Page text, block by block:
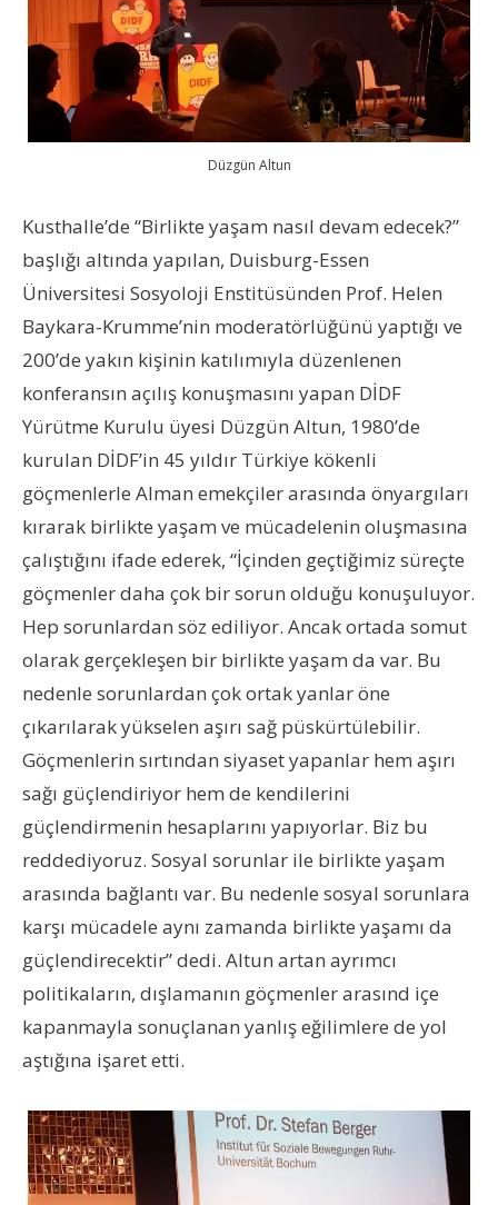
Düzgün Altun
Kusthalle’de “Birlikte yaşam nasıl devam edecek?”
başlığı altında yapılan, Duisburg-Essen
Üniversitesi Sosyoloji Enstitüsünden Prof. Helen
Baykara-Krumme’nin moderatörlüğünü yaptığı ve
200’de yakın kişinin katılımıyla düzenlenen
konferansın açılış konuşmasını yapan DİDF
Yürütme Kurulu üyesi Düzgün Altun, 1980’de
kurulan DİDF’in 45 yıldır Türkiye kökenli
göçmenlerle Alman emekçiler arasında önyargıları
kırarak birlikte yaşam ve mücadelenin oluşmasına
çalıştığını ifade ederek, “İçinden geçtiğimiz süreçte
göçmenlerdaha çok bir sorun olduğu konuşuluyor.
Hep sorunlardan söz ediliyor. Ancak ortada somut
olarak gerçekleşen bir birlikte yaşam da var. Bu
nedenle sorunlardan çok ortak yanlar öne
çıkarılarak yükselen aşırı sağ püskürtülebilir.
Göçmenlerin sırtından siyaset yapanlar hem aşırı
sağı güçlendiriyor hem de kendilerini
güçlendirmenin hesaplarını yapıyorlar. Biz bu
reddediyoruz. Sosyal sorunlar ile birlikte yaşam
arasında bağlantı var. Bu nedenle sosyal sorunlara
karşı mücadele aynı zamanda birlikte yaşamı da
güçlendirecektir” dedi. Altun artan ayrımcı
politikaların, dışlamanın göçmenler arasınd içe
kapanmayla sonuçlanan yanlış eğilimlere de yol
aştığına işaret etti.